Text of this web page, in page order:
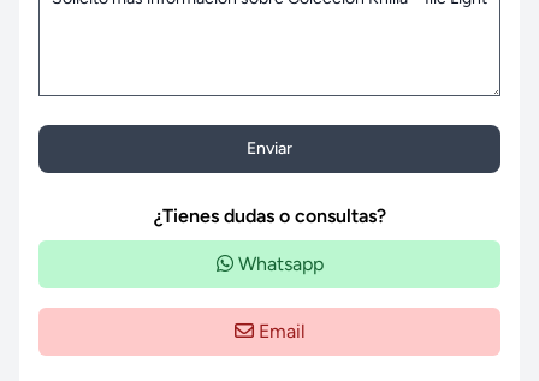
Enviar
¿Tienes dudas o consultas?
Whatsapp
Email